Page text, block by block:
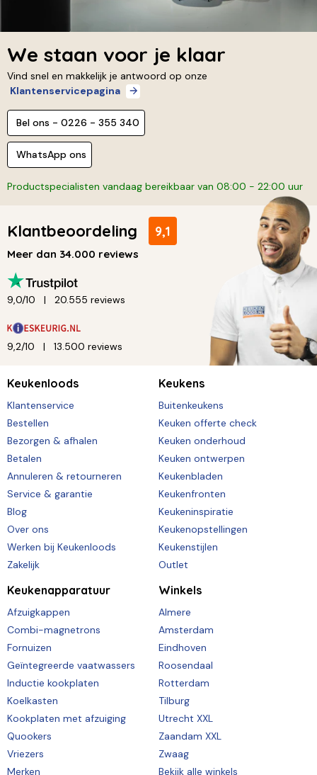
We staan voor je klaar
Vind snel en makkelijk je antwoord op onze
Klantenservicepagina
Bel ons - 0226 - 355 340
WhatsApp ons
Productspecialisten vandaag bereikbaar van 08:00 - 22:00 uur
Klantbeoordeling 9,1
Meer dan 34.000 reviews
9,0/10 20.555 reviews
9,2/10 13.500 reviews
Keukenloods
Klantenservice
Bestellen
Bezorgen & afhalen
Betalen
Annuleren & retourneren
Service & garantie
Blog
Over ons
Werken bij Keukenloods
Zakelijk
Keukens
Buitenkeukens
Keuken offerte check
Keuken onderhoud
Keuken ontwerpen
Keukenbladen
Keukenfronten
Keukeninspiratie
Keukenopstellingen
Keukenstijlen
Outlet
Keukenapparatuur
Afzuigkappen
Combi-magnetrons
Fornuizen
Geïntegreerde vaatwassers
Inductie kookplaten
Koelkasten
Kookplaten met afzuiging
Quookers
Vriezers
Merken
Winkels
Almere
Amsterdam
Eindhoven
Roosendaal
Rotterdam
Tilburg
Utrecht XXL
Zaandam XXL
Zwaag
Bekijk alle winkels